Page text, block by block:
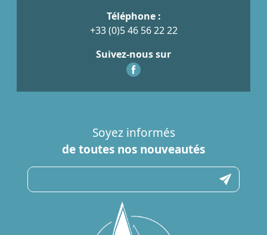
Téléphone :
+33 (0)5 46 56 22 22
Suivez-nous sur
Soyez informés
de toutes nos nouveautés